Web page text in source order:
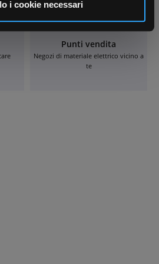
cui utilizza il nostro sito con i
di analisi dei dati web,
i quali potrebbero combinarle
ha fornito loro o che hanno
dei loro servizi.
i cookie necessari
Punti vendita
Negozi di materiale elettrico vicino a
te